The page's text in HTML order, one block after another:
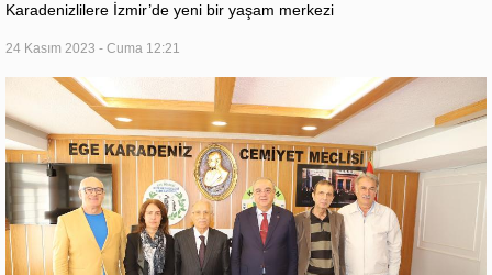
Karadenizlilere İzmir’de yeni bir yaşam merkezi
24 Kasım 2023 - Cuma 12:21